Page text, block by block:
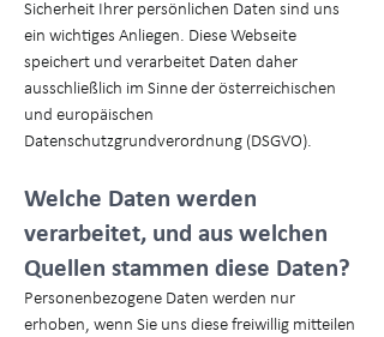
Sicherheit Ihrer persönlichen Daten sind uns
ein wichtiges Anliegen. Diese Webseite
speichert und verarbeitet Daten daher
ausschließlich im Sinne der österreichischen
und europäischen
Datenschutzgrundverordnung (DSGVO).
Welche Daten werden
verarbeitet, und aus welchen
Quellen stammen diese Daten?
Personenbezogene Daten werden nur
erhoben, wenn Sie uns diese freiwillig mitteilen